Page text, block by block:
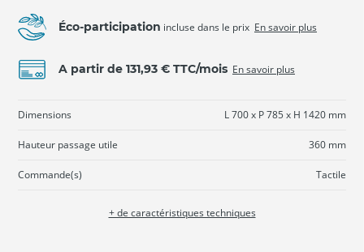
Éco-participation incluse dans le prix En savoir plus
A partir de 131,93 € TTC/mois En savoir plus
Dimensions L 700 x P 785 x H 1420 mm
Hauteur passage utile 360 mm
Commande(s) Tactile
+ de caractéristiques techniques